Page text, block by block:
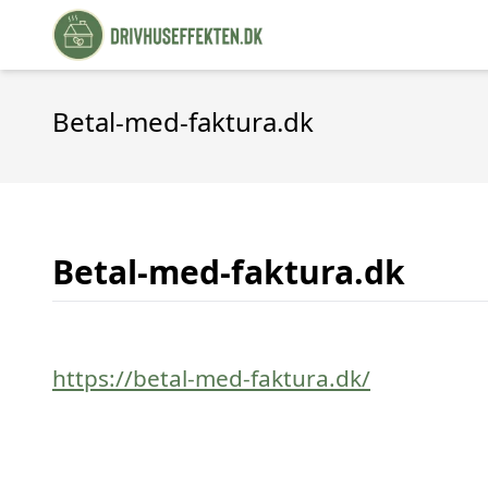
Betal-med-faktura.dk
Betal-med-faktura.dk
https://betal-med-faktura.dk/